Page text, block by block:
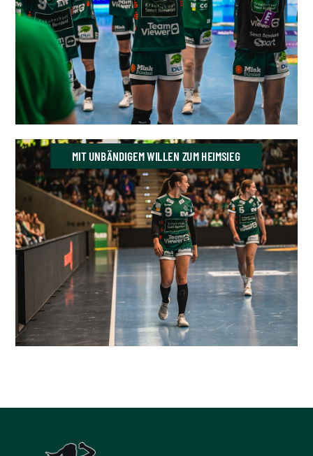
MIT UNBÄNDIGEM WILLEN ZUM HEIMSIEG